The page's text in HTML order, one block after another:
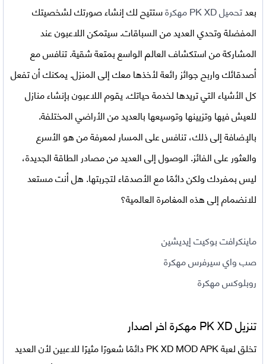
بعدتحميلPK XD مهكرة
ستتيح لك إنشاء صورتك لشخصيتك
المفضلة وتحدي العديد من السباقات. سيتمكن اللاعبون عند
المشاركة من استكشاف العالم الواسع بمتعة شقية. تنافس مع
أصدقائك واربح جوائز رائعة لأخذها معك إلى المنزل. يمكنك أن تفعل
كل الأشياء التي تريدها لخدمة حياتك. يقوم اللاعبون بإنشاء منازل
للعيش فيها وتزيينها وتوسيعها بالعديد من الأراضي المختلفة.
بالإضافة إلى ذلك، تنافس على المسار لمعرفة من هو الأسرع
والعثور على الفائز. الوصول إلى العديد من مصادر الطاقة الجديدة،
ليس بمفردك ولكن دائمًا مع الأصدقاء لتجربتها. هل أنت مستعد
للانضمام إلى هذه المغامرة العالمية؟
ماينكرافت بوكيت إيديشين
صب واي سيرفرس مهكرة
روبلوكس مهكرة
تنزيل PK XD مهكرة اخر اصدار
تخلقلعبةPK XD MOD APKدائمًا شعورًا مثيرًا للاعبين لأن العديد